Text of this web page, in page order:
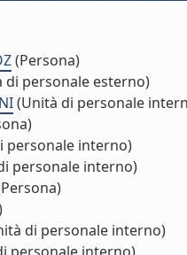
(Persona)
di personale esterno)
(Unità di personale
personale interno)
personale interno)
di personale interno)